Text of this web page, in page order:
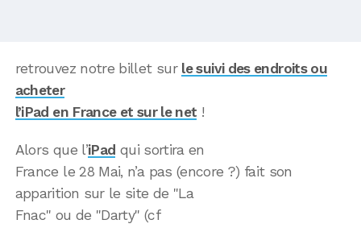
retrouvez notre billet sur le suivi des endroits ou
acheter
l’iPad en France et sur le net !
Alors que l’iPad qui sortira en
France le 28 Mai, n’a pas (encore ?) fait son
apparition sur le site de "La
Fnac" ou de "Darty" (cf